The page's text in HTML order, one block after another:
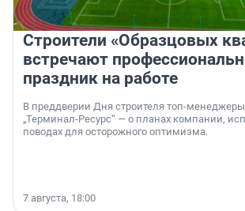
Строители «Образцовых
встречают
праздник на работе
В преддверии Дня строителя топ-
„Терминал-Ресурс“ — о планах компании,
поводах для осторожного оптимизма.
7 августа, 18:00